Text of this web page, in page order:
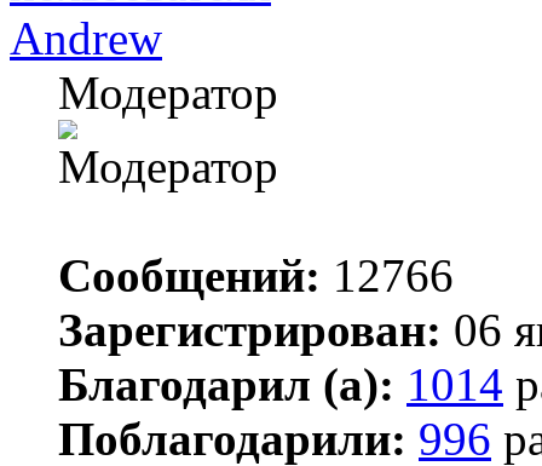
Andrew
Модератор
Сообщений: 12766
Зарегистрирован: 06
Благодарил (а): 1014
Поблагодарили: 996